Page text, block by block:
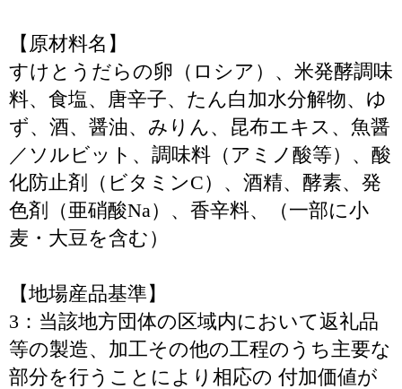
【原材料名】
すけとうだらの卵（ロシア）、米発酵調味
料、食塩、唐辛子、たん白加水分解物、ゆ
ず、酒、醤油、みりん、昆布エキス、魚醤
／ソルビット、調味料（アミノ酸等）、酸
化防止剤（ビタミンC）、酒精、酵素、発
色剤（亜硝酸Na）、香辛料、（一部に小
麦・大豆を含む）
【地場産品基準】
3：当該地方団体の区域内において返礼品
等の製造、加工その他の工程のうち主要な
部分を行うことにより相応の 付加価値が